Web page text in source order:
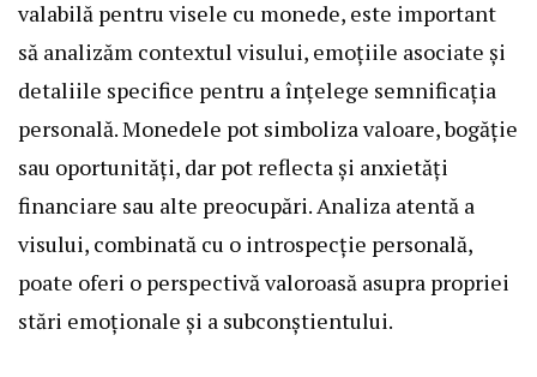
valabilă pentru visele cu monede, este important
să analizăm contextul visului, emoțiile asociate și
detaliile specifice pentru a înțelege semnificația
personală. Monedele pot simboliza valoare, bogăție
sau oportunități, dar pot reflecta și anxietăți
financiare sau alte preocupări. Analiza atentă a
visului, combinată cu o introspecție personală,
poate oferi o perspectivă valoroasă asupra propriei
stări emoționale și a subconștientului.